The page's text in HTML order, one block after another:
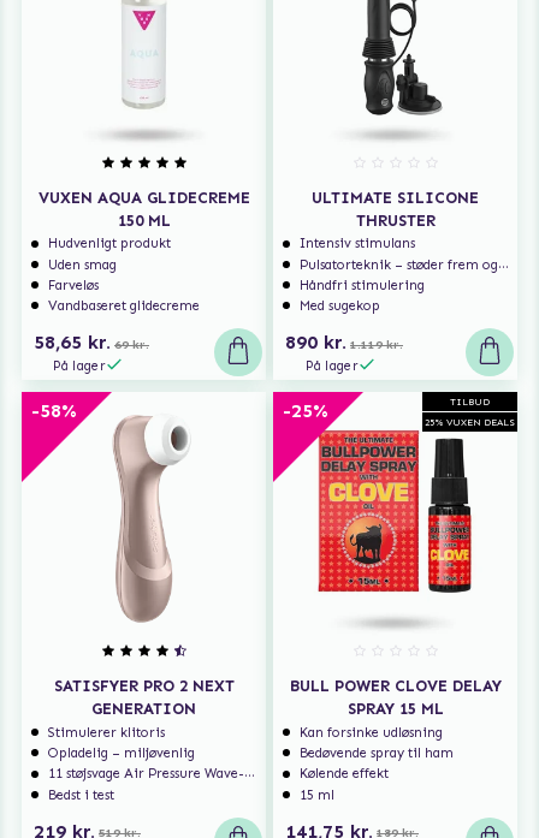
VUXEN AQUA GLIDECREME
150 ML
Hudvenligt produkt
Uden smag
Farveløs
Vandbaseret glidecreme
58,65 kr. 69 kr.
På lager
ULTIMATE SILICONE
THRUSTER
Intensiv stimulans
Pulsatorteknik – støder frem og tilbage
Håndfri stimulering
Med sugekop
890 kr. 1.119 kr.
På lager
-58%
SATISFYER PRO 2 NEXT
GENERATION
Stimulerer klitoris
Opladelig – miljøvenlig
11 støjsvage Air Pressure Wave-programmer
Bedst i test
219 kr. 519 kr.
TILBUD
25% VUXEN DEALS
-25%
BULL POWER CLOVE DELAY
SPRAY 15 ML
Kan forsinke udløsning
Bedøvende spray til ham
Kølende effekt
15 ml
141,75 kr. 189 kr.